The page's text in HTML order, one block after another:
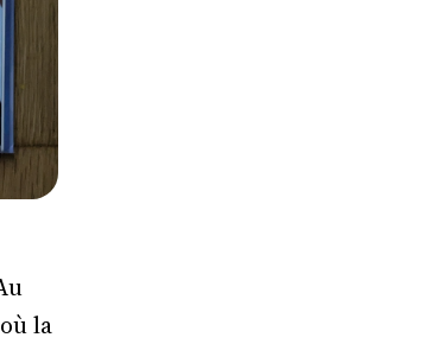
la